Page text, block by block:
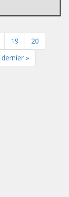
19
20
dernier »